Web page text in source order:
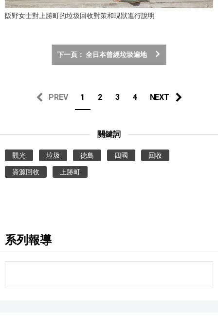
阪野女士對上勝町的垃圾回收對策和現狀進行說明
下一頁： 全日本曾經垃圾遍地
PREV 1 2 3 4 NEXT
關鍵詞
觀光 垃圾 德島 四國 回收
資源回收 上勝町
系列報導